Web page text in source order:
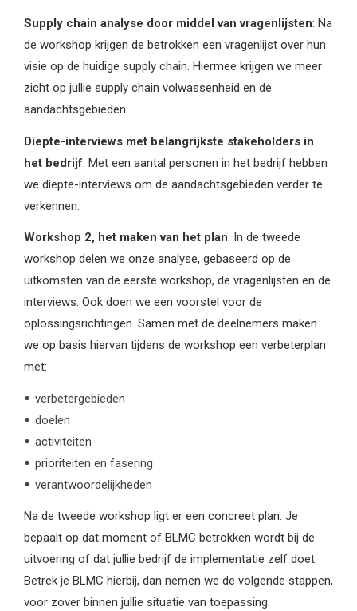
Supply chain analyse door middel van vragenlijsten: Na
de workshop krijgen de betrokken een vragenlijst over hun
visie op de huidige supply chain. Hiermee krijgen we meer
zicht op jullie supply chain volwassenheid en de
aandachtsgebieden.
Diepte-interviews met belangrijkste stakeholders in
het bedrijf: Met een aantal personen in het bedrijf hebben
we diepte-interviews om de aandachtsgebieden verder te
verkennen.
Workshop 2, het maken van het plan: In de tweede
workshop delen we onze analyse, gebaseerd op de
uitkomsten van de eerste workshop, de vragenlijsten en de
interviews. Ook doen we een voorstel voor de
oplossingsrichtingen. Samen met de deelnemers maken
we op basis hiervan tijdens de workshop een verbeterplan
met:
verbetergebieden
doelen
activiteiten
prioriteiten en fasering
verantwoordelijkheden
Na de tweede workshop ligt er een concreet plan. Je
bepaalt op dat moment of BLMC betrokken wordt bij de
uitvoering of dat jullie bedrijf de implementatie zelf doet.
Betrek je BLMC hierbij, dan nemen we de volgende stappen,
voor zover binnen jullie situatie van toepassing.